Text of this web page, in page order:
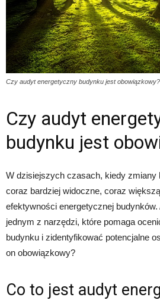
Czy audyt energetyczny budynku jest obowiązkowy?
Czy audyt
budynku jest
W dzisiejszych czasach, kiedy zmiany
coraz bardziej widoczne, coraz
efektywności energetycznej
jednym z narzędzi, które pomaga
budynku i zidentyfikować potencjalne
on obowiązkowy?
Co to jest audyt